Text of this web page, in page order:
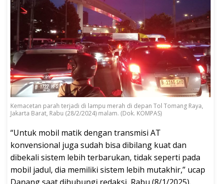
Kemacetan parah terjadi di lampu merah di depan Tol Tomang Raya,
Jakarta Barat, Rabu (28/2/2024) malam. (Dok. KOMPAS)
“Untuk mobil matik dengan transmisi AT
konvensional juga sudah bisa dibilang kuat dan
dibekali sistem lebih terbarukan, tidak seperti pada
mobil jadul, dia memiliki sistem lebih mutakhir,” ucap